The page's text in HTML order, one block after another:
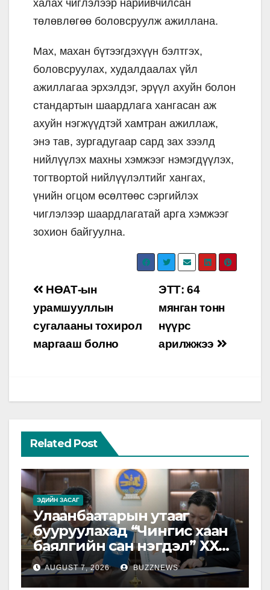
халах чиглэлээр нарийвчилсан
төлөвлөгөө боловсруулж ажиллана.
Max, махан бүтээгдэхүүн бэлтгэх,
боловсруулах, худалдаалах үйл
ажиллагаа эрхэлдэг, эрүүл ахуйн болон
стандартын шаардлага хангасан аж
ахуйн нэгжүүдтэй хамтран ажиллаж,
энэ тав, зургадугаар сард зах зээлд
нийлүүлэх махны хэмжээг нэмэгдүүлэх,
тогтвортой нийлүүлэлтийг хангах,
үнийн огцом өсөлтөөс сэргийлэх
чиглэлээр шаардлагатай арга хэмжээг
зохион байгуулна.
Post
navigation
ЭТТ: 64
мянган тонн
нүүрс
арилжжээ
НӨАТ-ын
урамшууллын
сугалааны тохирол
маргааш болно
Related Post
ЭДИЙН ЗАСАГ
Улаанбаатарын утааг
бууруулахад “Чингис хаан
баялгийн сан нэгдэл” ХХК-
тай хамтарна
AUGUST 7, 2026 BUZZNEWS